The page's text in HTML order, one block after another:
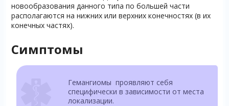
новообразования данного типа по большей части
располагаются на нижних или верхних конечностях (в их
конечных частях).
Симптомы
Гемангиомы проявляют себя
специфически в зависимости от места
локализации.